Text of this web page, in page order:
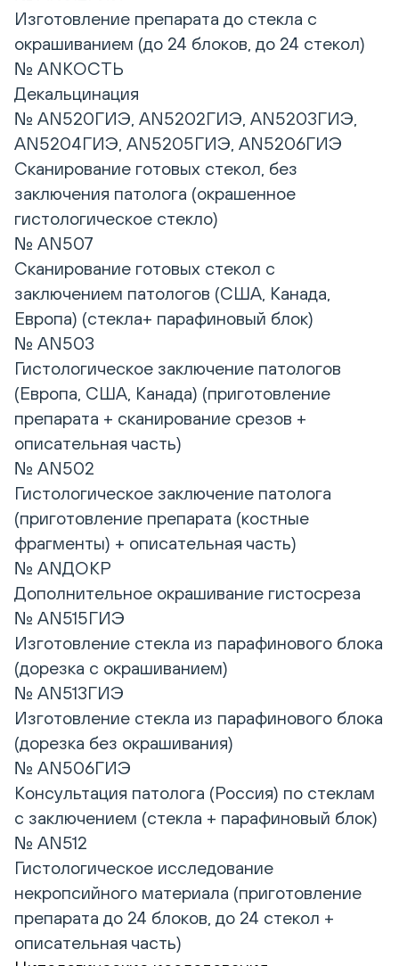
Изготовление препарата до стекла с
окрашиванием (до 24 блоков, до 24 стекол)
№ ANКОСТЬ
Декальцинация
№ AN520ГИЭ, AN5202ГИЭ, AN5203ГИЭ,
AN5204ГИЭ, AN5205ГИЭ, AN5206ГИЭ
Сканирование готовых стекол, без
заключения патолога (окрашенное
гистологическое стекло)
№ AN507
Сканирование готовых стекол с
заключением патологов (США, Канада,
Европа) (стекла+ парафиновый блок)
№ AN503
Гистологическое заключение патологов
(Европа, США, Канада) (приготовление
препарата + сканирование срезов +
описательная часть)
№ AN502
Гистологическое заключение патолога
(приготовление препарата (костные
фрагменты) + описательная часть)
№ ANДОКР
Дополнительное окрашивание гистосреза
№ AN515ГИЭ
Изготовление стекла из парафинового блока
(дорезка с окрашиванием)
№ AN513ГИЭ
Изготовление стекла из парафинового блока
(дорезка без окрашивания)
№ AN506ГИЭ
Консультация патолога (Россия) по стеклам
с заключением (стекла + парафиновый блок)
№ AN512
Гистологическое исследование
некропсийного материала (приготовление
препарата до 24 блоков, до 24 стекол +
описательная часть)